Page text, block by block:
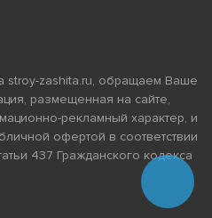
stroy-zashita.ru, обращаем Ваше
размещенная на сайте,
рекламный характер, и
офертой в соответствии
437 Гражданского кодекса